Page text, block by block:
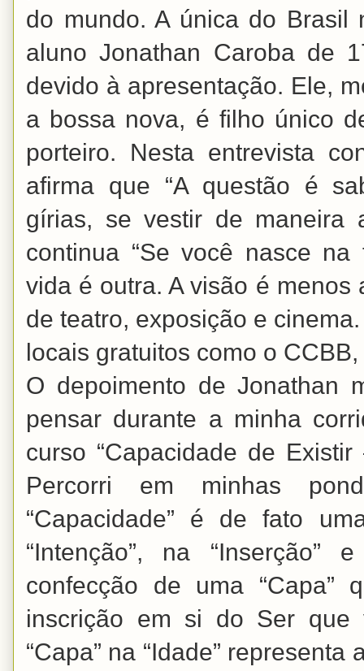
do mundo. A única do Brasil
aluno Jonathan Caroba de
devido à apresentação. Ele,
a bossa nova, é filho único
porteiro. Nesta entrevista
afirma que “A questão é
gírias, se vestir de maneira
continua “Se você nasce
vida é outra. A visão é menos
de teatro, exposição e
locais gratuitos como o
O depoimento de Jonathan
pensar durante a minha
curso “Capacidade de
Percorri em minhas
“Capacidade” é de fato
“Intenção”, na “Inserção”
confecção de uma “Capa”
inscrição em si do Ser que
“Capa” na “Idade”